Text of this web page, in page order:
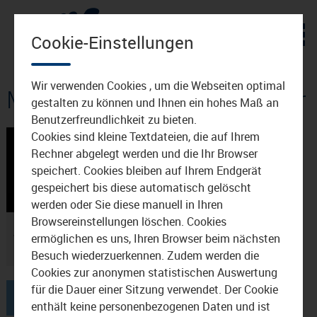
Mediathek: Günter Lohmeier
Bayerische Rauhnacht in
Waldkraiburg
25.10.2022
00:50
Cookie-Einstellungen
Wir verwenden Cookies , um die Webseiten optimal
gestalten zu können und Ihnen ein hohes Maß an
Benutzerfreundlichkeit zu bieten.
Cookies sind kleine Textdateien, die auf Ihrem
Rechner abgelegt werden und die Ihr Browser
speichert. Cookies bleiben auf Ihrem Endgerät
gespeichert bis diese automatisch gelöscht
werden oder Sie diese manuell in Ihren
Browsereinstellungen löschen. Cookies
ermöglichen es uns, Ihren Browser beim nächsten
Besuch wiederzuerkennen. Zudem werden die
Cookies zur anonymen statistischen Auswertung
für die Dauer einer Sitzung verwendet. Der Cookie
enthält keine personenbezogenen Daten und ist